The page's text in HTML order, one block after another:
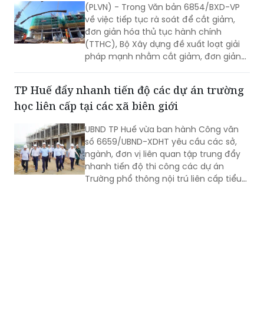
(PLVN) - Trong Văn bản 6854/BXD-VP
về việc tiếp tục rà soát để cắt giảm,
đơn giản hóa thủ tục hành chính
(TTHC), Bộ Xây dựng đề xuất loạt giải
pháp mạnh nhằm cắt giảm, đơn giản
án đến khi khởi công xây dựng, mỗi
công trình, dự án chỉ phải thực hiện 1
TP Huế đẩy nhanh tiến độ các dự án trường
học liên cấp tại các xã biên giới
UBND TP Huế vừa ban hành Công văn
số 6659/UBND-XDHT yêu cầu các sở,
ngành, đơn vị liên quan tập trung đẩy
nhanh tiến độ thi công các dự án
Trường phổ thông nội trú liên cấp tiểu